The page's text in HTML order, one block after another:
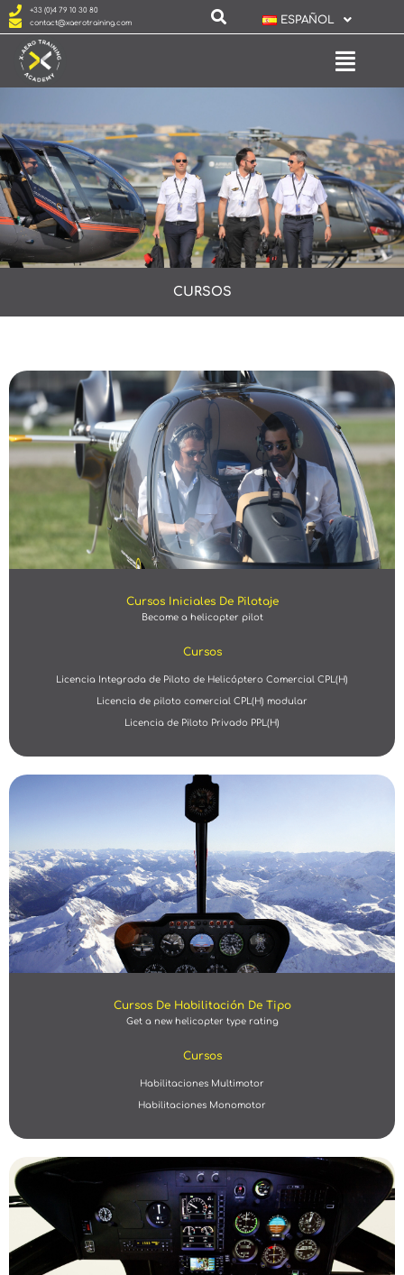
+33 (0)4 79 10 30 80
contact@xaerotraining.com
ESPAÑOL
CURSOS
Cursos Iniciales De Pilotaje
Become a helicopter pilot
Cursos
Licencia Integrada de Piloto de Helicóptero Comercial CPL(H)
Licencia de piloto comercial CPL(H) modular
Licencia de Piloto Privado PPL(H)
Cursos De Habilitación De Tipo
Get a new helicopter type rating
Cursos
Habilitaciones Multimotor
Habilitaciones Monomotor